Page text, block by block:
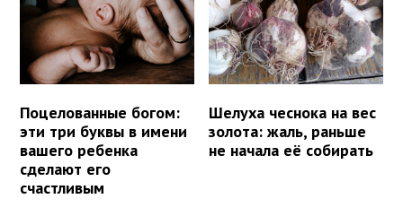
Поцелованные богом:
эти три буквы в имени
вашего ребенка
сделают его
счастливым
Шелуха чеснока на вес
золота: жаль, раньше
не начала её собирать